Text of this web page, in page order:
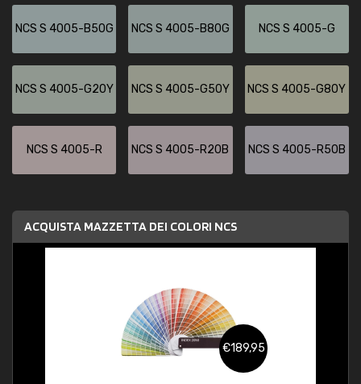
NCS S 4005-B50G NCS S 4005-B80G NCS S 4005-G
NCS S 4005-G20Y NCS S 4005-G50Y NCS S 4005-G80Y
NCS S 4005-R NCS S 4005-R20B NCS S 4005-R50B
ACQUISTA MAZZETTA DEI COLORI NCS
€189,95